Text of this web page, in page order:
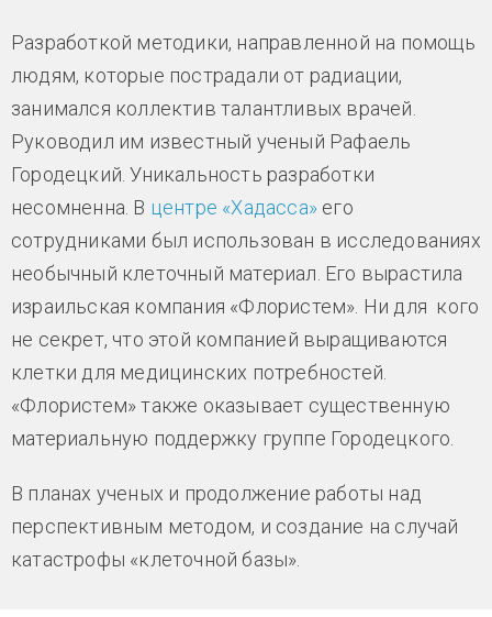
Разработкой методики, направленной на помощь
людям, которые пострадали от радиации,
занимался коллектив талантливых врачей.
Руководил им известный ученый Рафаель
Городецкий. Уникальность разработки
несомненна. В центре «Хадасса» его
сотрудниками был использован в исследованиях
необычный клеточный материал. Его вырастила
израильская компания «Флористем». Ни для кого
не секрет, что этой компанией выращиваются
клетки для медицинских потребностей.
«Флористем» также оказывает существенную
материальную поддержку группе Городецкого.
В планах ученых и продолжение работы над
перспективным методом, и создание на случай
катастрофы «клеточной базы».